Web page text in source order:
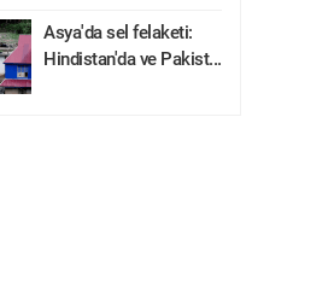
Asya'da sel felaketi:
Hindistan'da ve Pakist...